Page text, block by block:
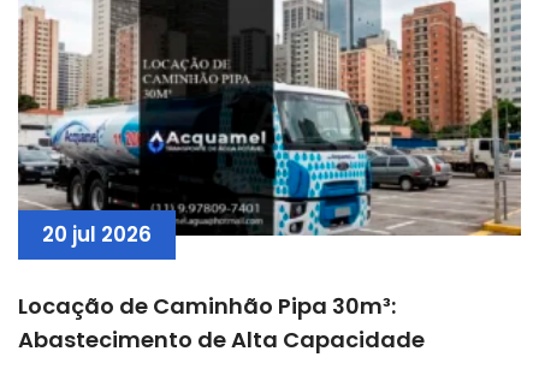
20 jul 2026
Locação de Caminhão Pipa 30m³:
Abastecimento de Alta Capacidade